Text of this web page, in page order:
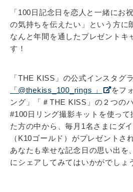
「100日記念日を恋人と一緒にお
の気持ちを伝えたい」という方に
なんと年間を通したプレゼントキ
す！
「THE KISS」の公式インスタグ
「@thekiss_100_rings 」
をフ
ング」「＃THE KISS」の２つの
#100日リング撮影キットを使って
た方の中から、毎月1名さまにダ
（K10ゴールド）がプレゼントさ
あなたも幸せな記念日の思い出を
にシェアしてみてはいかがでしょ